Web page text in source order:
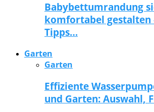
Babybettumrandung
komfortabel gestalten
Tipps…
Garten
Garten
Effiziente
und Garten: Auswahl,